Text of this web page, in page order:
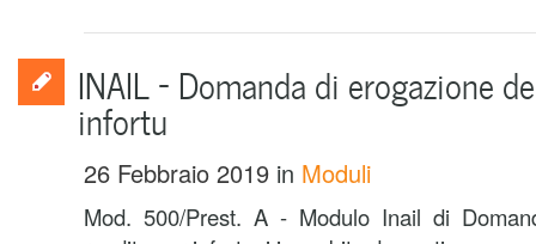
INAIL – Domanda di erogazione
infortu
26 Febbraio 2019 in Moduli
Mod. 500/Prest. A - Modulo Inail di